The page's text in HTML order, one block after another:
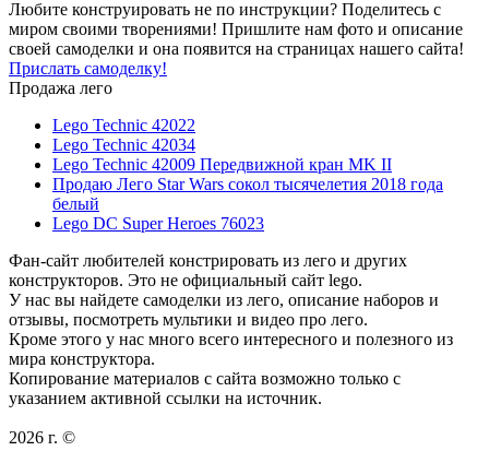
Любите конструировать не по инструкции? Поделитесь с
миром своими творениями! Пришлите нам фото и описание
своей самоделки и она появится на страницах нашего сайта!
Прислать самоделку!
Продажа лего
Lego Technic 42022
Lego Technic 42034
Lego Technic 42009 Передвижной кран MK II
Продаю Лего Star Wars сокол тысячелетия 2018 года
белый
Lego DC Super Heroes 76023
Фан-сайт любителей констрировать из лего и других
конструкторов. Это не официальный сайт lego.
У нас вы найдете самоделки из лего, описание наборов и
отзывы, посмотреть мультики и видео про лего.
Кроме этого у нас много всего интересного и полезного из
мира конструктора.
Копирование материалов с сайта возможно только с
указанием активной ссылки на источник.
2026 г. ©